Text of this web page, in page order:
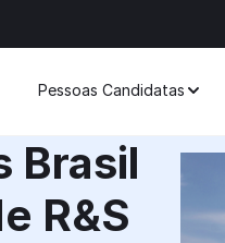
Pessoas Candidatas
Brasil
R&S